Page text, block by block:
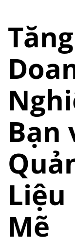
Bạn
Liệu
Mẽ